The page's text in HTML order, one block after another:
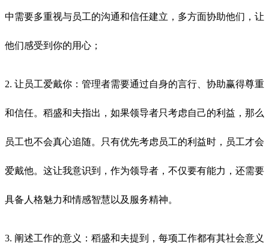
中需要多重视与员工的沟通和信任建立，多方面协助他们，让
他们感受到你的用心；
2. 让员工爱戴你：管理者需要通过自身的言行、协助赢得尊重
和信任。稻盛和夫指出，如果领导者只考虑自己的利益，那么
员工也不会真心追随。只有优先考虑员工的利益时，员工才会
爱戴他。这让我意识到，作为领导者，不仅要有能力，还需要
具备人格魅力和情感智慧以及服务精神。
3. 阐述工作的意义：稻盛和夫提到，每项工作都有其社会意义